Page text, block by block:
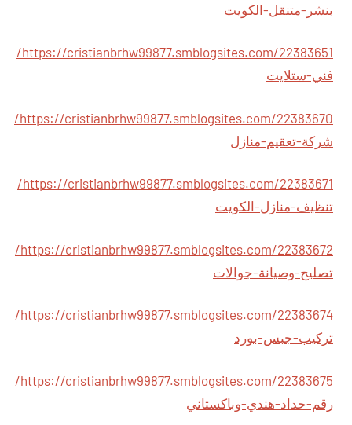
بنشر-متنقل-الكويت
https://cristianbrhw99877.smblogsites.com/22383651/
فني-ستلايت
https://cristianbrhw99877.smblogsites.com/22383670/
شركة-تعقيم-منازل
https://cristianbrhw99877.smblogsites.com/22383671/
تنظيف-منازل-الكويت
https://cristianbrhw99877.smblogsites.com/22383672/
تصليح-وصيانة-جوالات
https://cristianbrhw99877.smblogsites.com/22383674/
تركيب-جبس-بورد
https://cristianbrhw99877.smblogsites.com/22383675/
رقم-حداد-هندي-وباكستاني